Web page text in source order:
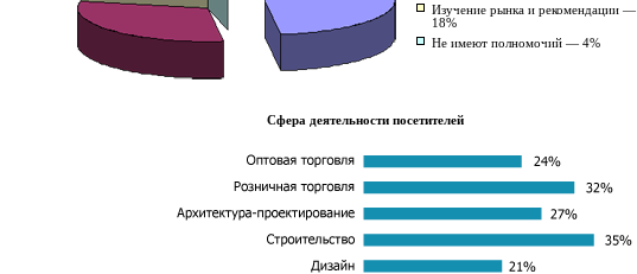
Изучение рынка и рекомендации —
18%
Не имеют полномочий — 4%
Сфера деятельности посетителей